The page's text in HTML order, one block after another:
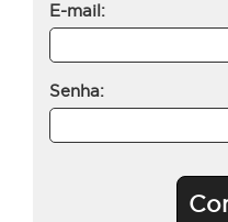
E-mail:
Senha: